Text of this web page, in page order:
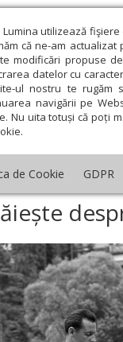
Lumina utilizează
că ne-am
modificări propuse
datelor cu
ul nostru te rugăm
navigării pe
Nu uita totuși că poți
de Cookie GDPR
și cuvântări An
› Documentar ›
Ianuarie